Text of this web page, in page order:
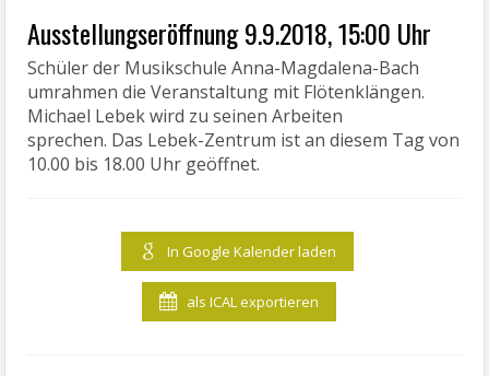
Ausstellungseröffnung 9.9.2018, 15:00 Uhr
Schüler der Musikschule Anna-Magdalena-Bach
umrahmen die Veranstaltung mit Flötenklängen.
Michael Lebek wird zu seinen Arbeiten
sprechen. Das Lebek-Zentrum ist an diesem Tag von
10.00 bis 18.00 Uhr geöffnet.
In Google Kalender laden
als ICAL exportieren